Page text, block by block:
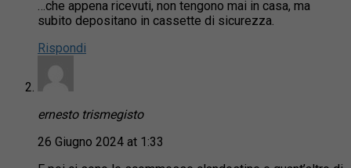
…che appena ricevuti, non tengono mai in casa, ma
subito depositano in cassette di sicurezza.
Rispondi
ernesto trismegisto
26 Giugno 2024 at 1:33